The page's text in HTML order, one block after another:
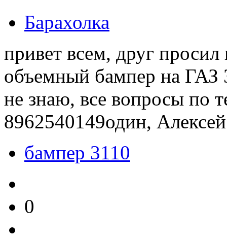
Барахолка
привет всем, друг просил
объемный бампер на ГАЗ
не знаю, все вопросы по
8962540149один, Алексей
бампер 3110
0